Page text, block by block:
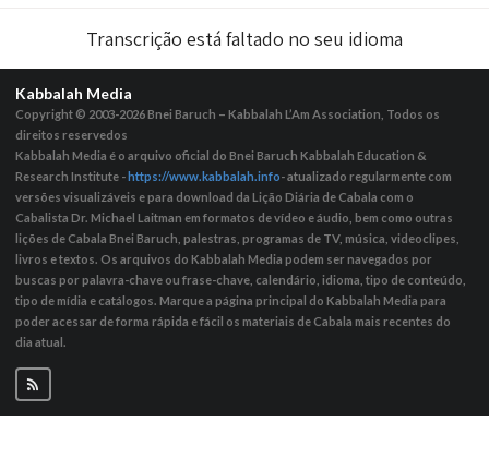
Transcrição está faltado no seu idioma
Kabbalah Media
Copyright © 2003-2026Bnei Baruch – Kabbalah L’Am Association, Todos os
direitos reservedos
Kabbalah Media é o arquivo oficial do Bnei Baruch Kabbalah Education &
Research Institute - https://www.kabbalah.info- atualizado regularmente com
versões visualizáveis ​​e para download da Lição Diária de Cabala com o
Cabalista Dr. Michael Laitman em formatos de vídeo e áudio, bem como outras
lições de Cabala Bnei Baruch, palestras, programas de TV, música, videoclipes,
livros e textos. Os arquivos do Kabbalah Media podem ser navegados por
buscas por palavra-chave ou frase-chave, calendário, idioma, tipo de conteúdo,
tipo de mídia e catálogos. Marque a página principal do Kabbalah Media para
poder acessar de forma rápida e fácil os materiais de Cabala mais recentes do
dia atual.